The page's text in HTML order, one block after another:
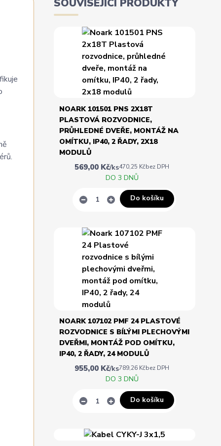
SOUVISEJÍCÍ PRODUKTY
NOARK 101501 PNS 2X18T
PLASTOVÁ ROZVODNICE,
PRŮHLEDNÉ DVEŘE, MONTÁŽ NA
OMÍTKU, IP40, 2 ŘADY, 2X18
MODULŮ
569,00 Kč/ks470,25 Kčbez DPH
DO 3 DNŮ
Do košíku
NOARK 107102 PMF 24 PLASTOVÉ
ROZVODNICE S BÍLÝMI PLECHOVÝMI
DVEŘMI, MONTÁŽ POD OMÍTKU,
IP40, 2 ŘADY, 24 MODULŮ
955,00 Kč/ks789,26 Kčbez DPH
DO 3 DNŮ
Do košíku